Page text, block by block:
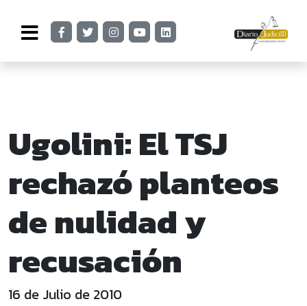
Ugolini: El TSJ
rechazó planteos
de nulidad y
recusación
16 de Julio de 2010